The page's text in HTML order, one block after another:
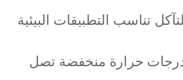
تناسب التطبيقات البيئية
حرارة منخفضة تصل